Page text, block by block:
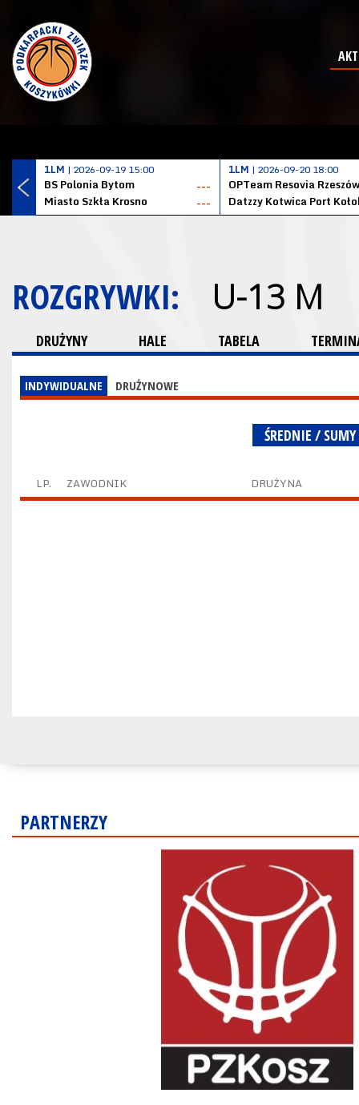
1LM | 2026-09-19 15:00
BS Polonia Bytom
---
Miasto Szkła Krosno
---
1LM | 2026-09-20 18:00
OPTeam Resovia Rzeszów
ROZGRYWKI: U-13 M
DRUŻYNY HALE TABELA
INDYWIDUALNE DRUŻYNOWE
ŚREDNIE / SUMY
LP. ZAWODNIK DRUŻYNA
PARTNERZY